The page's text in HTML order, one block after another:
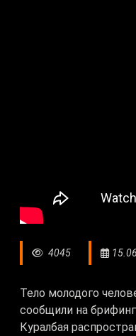
4045
Тело молодого
сообщили на
Куралбая